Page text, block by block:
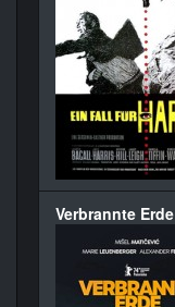
Verbrannte Erde